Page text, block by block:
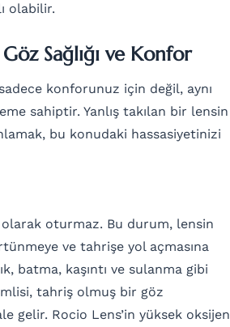
olabilir.
Sağlığı ve Konfor
konforunuz için değil, aynı
sahiptir. Yanlış takılan bir lensin
bu konudaki hassasiyetinizi
oturmaz. Bu durum, lensin
ve tahrişe yol açmasına
batma, kaşıntı ve sulanma gibi
tahriş olmuş bir göz
gelir. Rocio Lens’in yüksek oksijen